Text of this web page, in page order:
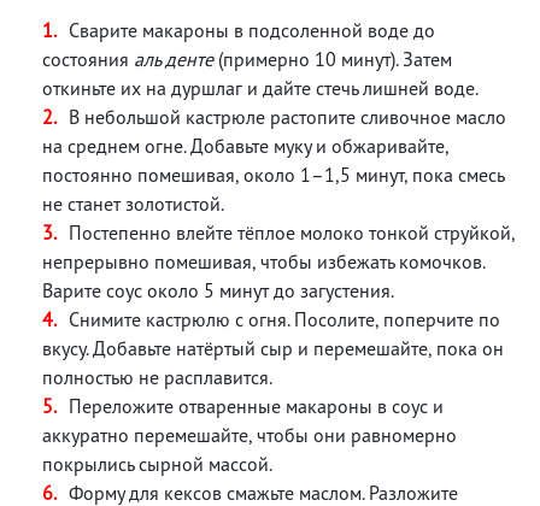
Сварите макароны в подсоленной воде до
состояния аль денте(примерно 10 минут). Затем
откиньте их на дуршлаг и дайте стечь лишней воде.
В небольшой кастрюле растопите сливочное масло
на среднем огне. Добавьте муку и обжаривайте,
постоянно помешивая, около 1–1,5 минут, пока смесь
не станет золотистой.
Постепенно влейте тёплое молоко тонкой струйкой,
непрерывно помешивая, чтобы избежать комочков.
Варите соус около 5 минут до загустения.
Снимите кастрюлю с огня. Посолите, поперчите по
вкусу. Добавьте натёртый сыр и перемешайте, пока он
полностью не расплавится.
Переложите отваренные макароны в соус и
аккуратно перемешайте, чтобы они равномерно
покрылись сырной массой.
Форму для кексов смажьте маслом. Разложите